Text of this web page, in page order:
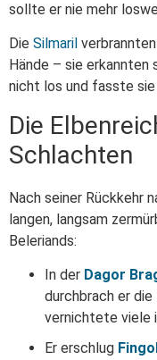
sollte er nie mehr
Die Silmaril
Hände – sie erkannten
nicht los und fasste sie
Die
Schlachten
Nach seiner Rückkehr
langen, langsam
Beleriands:
In der Dagor
durchbrach er
vernichtete viele
Er erschlug